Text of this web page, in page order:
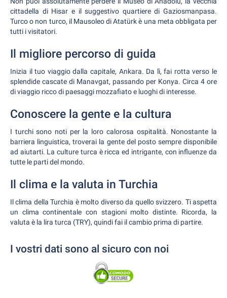
cittadella di Hisar e il suggestivo quartiere di Gaziosmanpasa.
Turco o non turco, il Mausoleo di Atatürk è una meta obbligata per
tutti i visitatori.
Il migliore percorso di guida
Inizia il tuo viaggio dalla capitale, Ankara. Da lì, fai rotta verso le
splendide cascate di Manavgat, passando per Konya. Circa 4 ore
di viaggio ricco di paesaggi mozzafiato e luoghi di interesse.
Conoscere la gente e la cultura
I turchi sono noti per la loro calorosa ospitalità. Nonostante la
barriera linguistica, troverai la gente del posto sempre disponibile
ad aiutarti. La culture turca è ricca ed intrigante, con influenze da
tutte le parti del mondo.
Il clima e la valuta in Turchia
Il clima della Turchia è molto diverso da quello svizzero. Ti aspetta
un clima continentale con stagioni molto distinte. Ricorda, la
valuta è la lira turca (TRY), quindi fai il cambio prima di partire.
I vostri dati sono al sicuro con noi